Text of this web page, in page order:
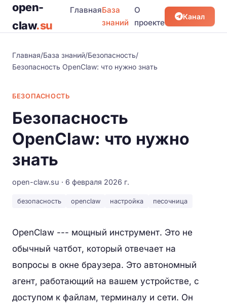
open-
claw.su
ГлавнаяБаза
знаний
О
проекте
Канал
Главная/База знаний/Безопасность/
Безопасность OpenClaw: что нужно знать
БЕЗОПАСНОСТЬ
Безопасность
OpenClaw: что нужно
знать
open-claw.su · 6 февраля 2026 г.
безопасность openclaw настройка песочница
OpenClaw --- мощный инструмент. Это не
обычный чатбот, который отвечает на
вопросы в окне браузера. Это автономный
агент, работающий на вашем устройстве, с
доступом к файлам, терминалу и сети. Он